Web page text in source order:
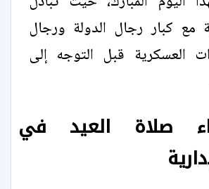
مع كبار رجال الدولة ورجال
العسكرية قبل التوجه إلى
صلاة العيد في